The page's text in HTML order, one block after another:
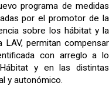
programa de medidas
por el promotor de la
sobre los hábitat y la
permitan compensar
con arreglo a lo
y en las distintas
y autonómico.